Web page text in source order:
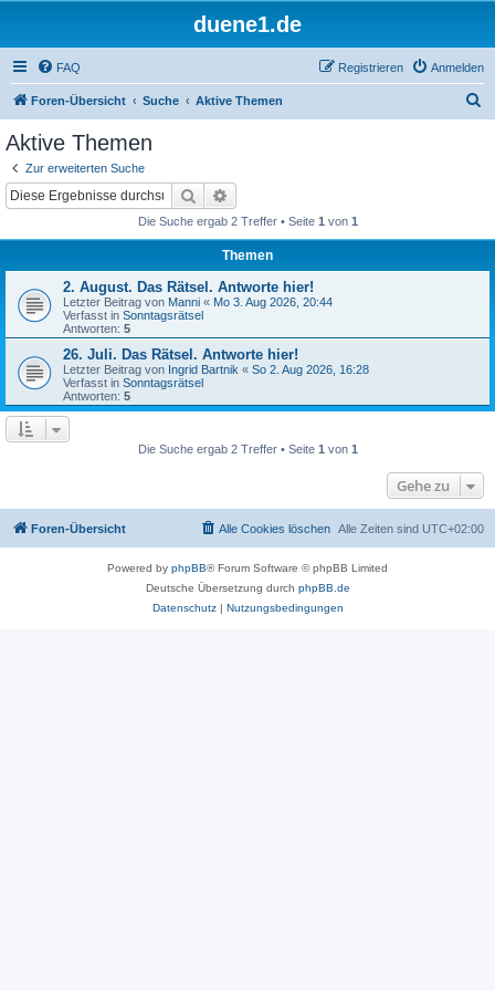
duene1.de
FAQ Anmelden
Registrieren
Foren-Übersicht Suche Aktive Themen
Aktive Themen
Zur erweiterten Suche
Suche
Die Suche ergab 2 Treffer • Seite 1 von 1
Themen
2. August. Das Rätsel. Antworte hier!
Letzter Beitrag von Manni « Mo 3. Aug 2026, 20:44
Verfasst in Sonntagsrätsel
Antworten: 5
26. Juli. Das Rätsel. Antworte hier!
Letzter Beitrag von Ingrid Bartnik « So 2. Aug 2026, 16:28
Verfasst in Sonntagsrätsel
Antworten: 5
Die Suche ergab 2 Treffer • Seite 1 von 1
Gehe zu
Foren-Übersicht Alle Zeiten sind UTC+02:00
Alle Cookies löschen
Powered by phpBB® Forum Software © phpBB Limited
Deutsche Übersetzung durch phpBB.de
Datenschutz| Nutzungsbedingungen